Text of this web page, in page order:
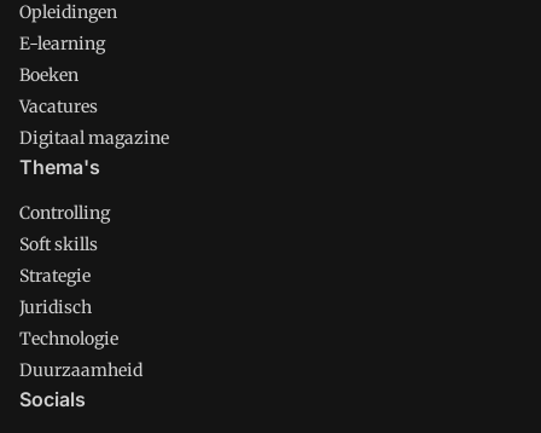
Opleidingen
E-learning
Boeken
Vacatures
Digitaal magazine
Thema's
Controlling
Soft skills
Strategie
Juridisch
Technologie
Duurzaamheid
Socials